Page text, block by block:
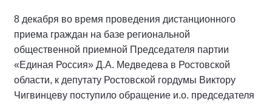
8 декабря во время проведения дистанционного
приема граждан на базе региональной
общественной приемной Председателя партии
«Единая Россия» Д.А. Медведева в Ростовской
области, к депутату Ростовской гордумы Виктору
Чигвинцеву поступило обращение и.о. председателя